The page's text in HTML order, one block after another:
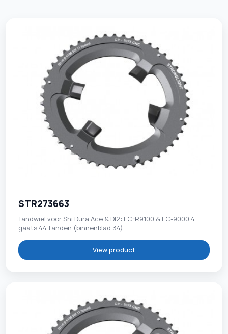
STR273663
Tandwiel voor Shi Dura Ace & DI2: FC-R9100 & FC-9000 4
gaats 44 tanden (binnenblad 34)
View product